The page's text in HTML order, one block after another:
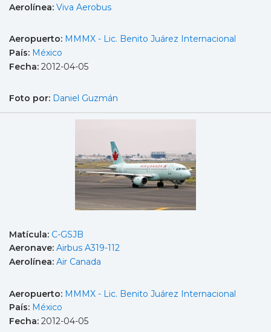
Aerolínea: Viva Aerobus
Aeropuerto: MMMX - Lic. Benito Juárez Internacional
País: México
Fecha: 2012-04-05
Foto por: Daniel Guzmán
Matícula: C-GSJB
Aeronave: Airbus A319-112
Aerolínea: Air Canada
Aeropuerto: MMMX - Lic. Benito Juárez Internacional
País: México
Fecha: 2012-04-05